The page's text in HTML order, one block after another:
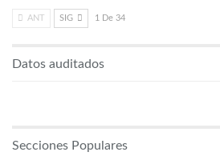
ANT SIG 1 De 34
Datos auditados
Secciones Populares